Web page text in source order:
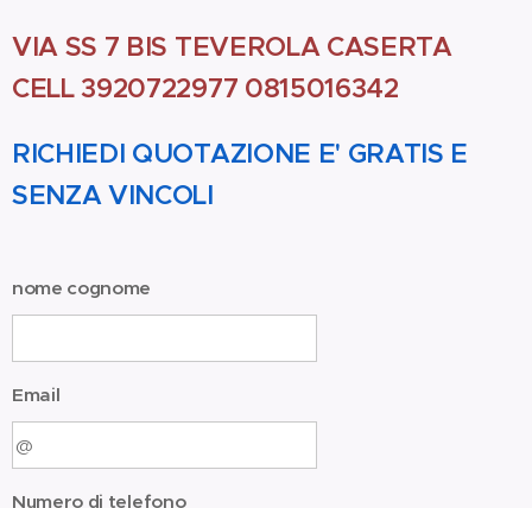
VIA SS 7 BIS TEVEROLA CASERTA
CELL 3920722977 0815016342
RICHIEDI QUOTAZIONE E' GRATIS E
SENZA VINCOLI
nome cognome
Email
Numero di telefono